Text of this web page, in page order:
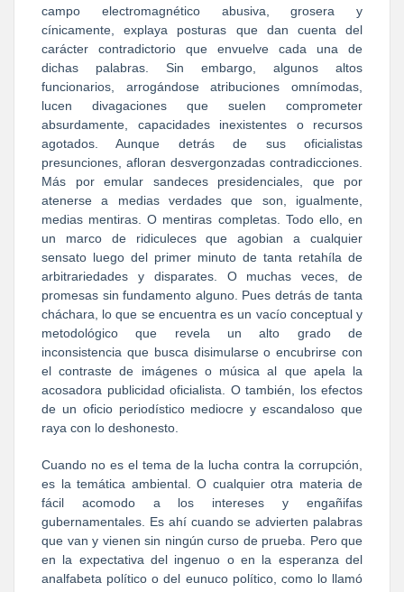
campo electromagnético abusiva, grosera y
cínicamente, explaya posturas que dan cuenta del
carácter contradictorio que envuelve cada una de
dichas palabras. Sin embargo, algunos altos
funcionarios, arrogándose atribuciones omnímodas,
lucen divagaciones que suelen comprometer
absurdamente, capacidades inexistentes o recursos
agotados. Aunque detrás de sus oficialistas
presunciones, afloran desvergonzadas contradicciones.
Más por emular sandeces presidenciales, que por
atenerse a medias verdades que son, igualmente,
medias mentiras. O mentiras completas. Todo ello, en
un marco de ridiculeces que agobian a cualquier
sensato luego del primer minuto de tanta retahíla de
arbitrariedades y disparates. O muchas veces, de
promesas sin fundamento alguno. Pues detrás de tanta
cháchara, lo que se encuentra es un vacío conceptual y
metodológico que revela un alto grado de
inconsistencia que busca disimularse o encubrirse con
el contraste de imágenes o música al que apela la
acosadora publicidad oficialista. O también, los efectos
de un oficio periodístico mediocre y escandaloso que
raya con lo deshonesto.
Cuando no es el tema de la lucha contra la corrupción,
es la temática ambiental. O cualquier otra materia de
fácil acomodo a los intereses y engañifas
gubernamentales. Es ahí cuando se advierten palabras
que van y vienen sin ningún curso de prueba. Pero que
en la expectativa del ingenuo o en la esperanza del
analfabeta político o del eunuco político, como lo llamó